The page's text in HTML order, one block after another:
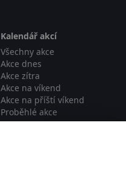
Kalendář akcí
Všechny akce
Akce dnes
Akce zítra
Akce na víkend
Akce na příští víkend
Proběhlé akce